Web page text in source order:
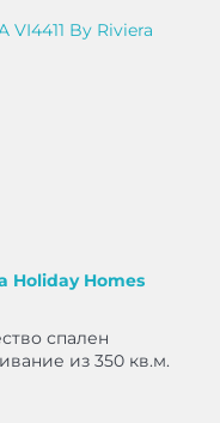
Holiday Homes
спален
из 350 кв.м.